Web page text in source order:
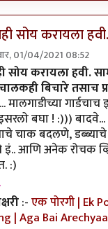
सोय करायला
01/04/2021 08:52
म बाbyहेमंतकुमार
सोय करायला हवी.
बिचारे तसाच
मालगाडीच्या
बघा ! :)))
चाक बदलणे,
आणि अनेक रोचक
:)
:-एक पोरगी | Ek
| Aga Bai